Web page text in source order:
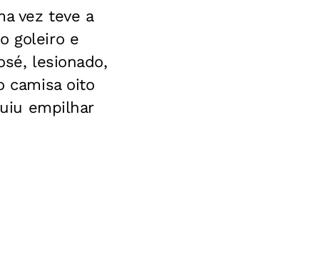
vez teve a
goleiro e
lesionado,
camisa oito
empilhar